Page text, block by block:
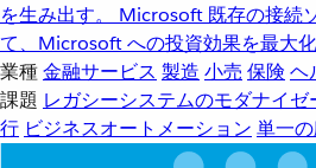
を生み出す。
Microsoft 既存の接続
て、Microsoft への投資効果を最大化
業種金融サービス 製造 小売 保険 ヘ
課題 レガシーシステムのモダナイゼ
行 ビジネスオートメーション 単一